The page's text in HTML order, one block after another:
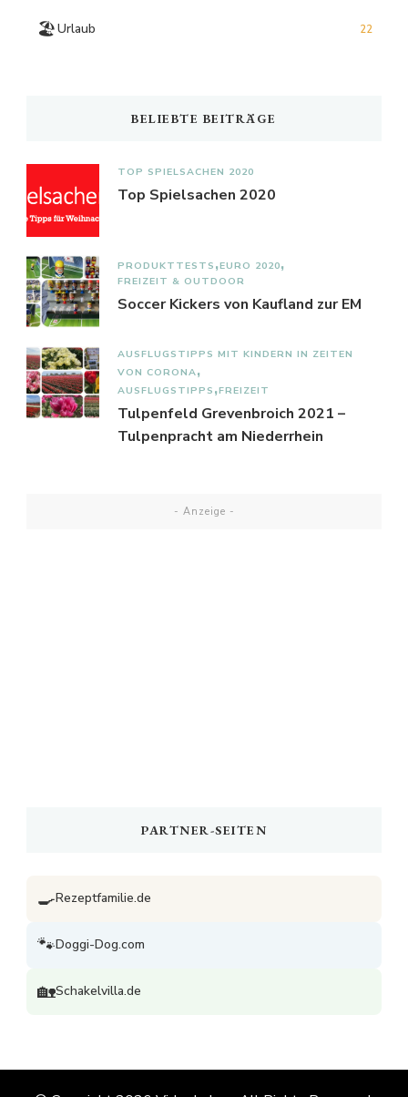
🏖️Urlaub 22
BELIEBTE BEITRÄGE
TOP SPIELSACHEN 2020
Top Spielsachen 2020
PRODUKTTESTS EURO 2020
FREIZEIT & OUTDOOR
Soccer Kickers von Kaufland zur EM
AUSFLUGSTIPPS MIT KINDERN IN ZEITEN
VON CORONA
AUSFLUGSTIPPS FREIZEIT
Tulpenfeld Grevenbroich 2021 –
Tulpenpracht am Niederrhein
- Anzeige -
PARTNER-SEITEN
🍳Rezeptfamilie.de
🐾Doggi-Dog.com
🏡Schakelvilla.de